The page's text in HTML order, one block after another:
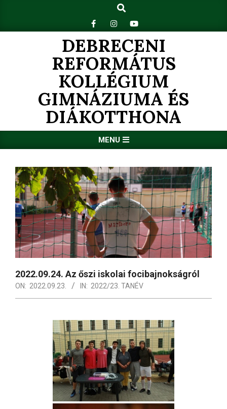
content
Search
DEBRECENI
REFORMÁTUS
KOLLÉGIUM
GIMNÁZIUMA ÉS
DIÁKOTTHONA
Navigation
MENU
2022.09.24. Az őszi iskolai focibajnokságról
ON: 2022.09.23. IN: 2022/23. TANÉV